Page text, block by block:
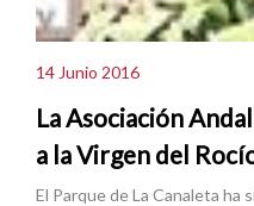
14 Junio 2016
La Asociación
a la Virgen del
El Parque de La Canaleta ha